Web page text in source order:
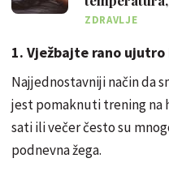
tropske noći
ZDRAVLJE
1. Vježbajte rano
Najjednostavniji način da
jest pomaknuti trening na
sati ili večer često su
podnevna žega.